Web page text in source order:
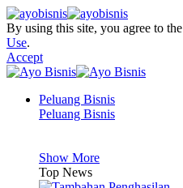
By using this site, you agree to the
Use.
Accept
Peluang Bisnis
Peluang Bisnis
Show More
Top News